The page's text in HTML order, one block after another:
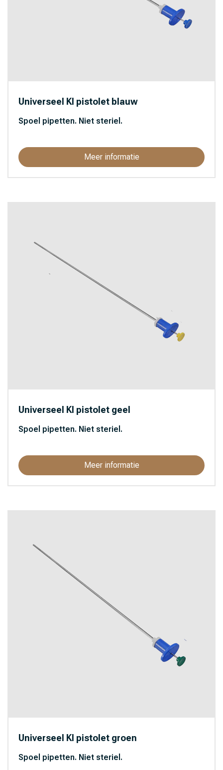
Universeel KI pistolet blauw
Spoel pipetten. Niet steriel.
Meer informatie
Universeel KI pistolet geel
Spoel pipetten. Niet steriel.
Meer informatie
Universeel KI pistolet groen
Spoel pipetten. Niet steriel.